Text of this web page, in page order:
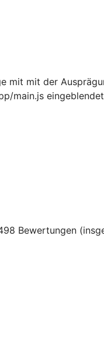
mit mit der
main.js
Bewertungen